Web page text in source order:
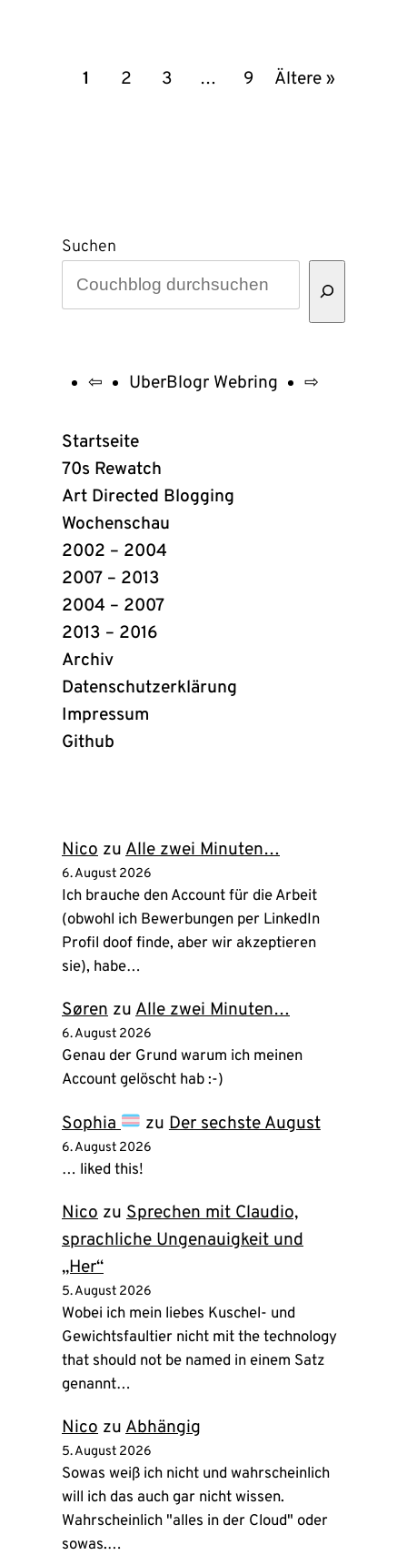
Artikeln
navigieren
1 2 3 … 9 Ältere »
Suchen
UberBlogr
Webring
Links
⇦ UberBlogr Webring ⇨
Startseite
70s Rewatch
Art Directed Blogging
Wochenschau
2002 – 2004
2007 – 2013
2004 – 2007
2013 – 2016
Archiv
Datenschutzerklärung
Impressum
Github
Nico zu Alle zwei Minuten…
6. August 2026
Ich brauche den Account für die Arbeit
(obwohl ich Bewerbungen per LinkedIn
Profil doof finde, aber wir akzeptieren
sie), habe…
Søren zu Alle zwei Minuten…
6. August 2026
Genau der Grund warum ich meinen
Account gelöscht hab :-)
Sophia zu Der sechste August
6. August 2026
… liked this!
Nico zu Sprechen mit Claudio,
sprachliche Ungenauigkeit und
„Her“
5. August 2026
Wobei ich mein liebes Kuschel- und
Gewichtsfaultier nicht mit the technology
that should not be named in einem Satz
genannt…
Nico zu Abhängig
5. August 2026
Sowas weiß ich nicht und wahrscheinlich
will ich das auch gar nicht wissen.
Wahrscheinlich "alles in der Cloud" oder
sowas.…